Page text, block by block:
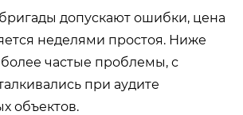
допускают ошибки, цена
неделями простоя. Ниже
частые проблемы, с
при аудите
объектов.